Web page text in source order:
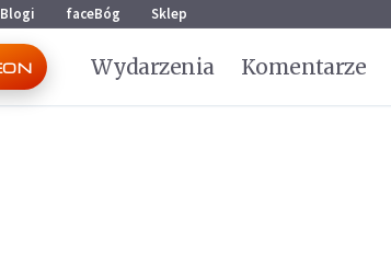
Blogi faceBóg Sklep
Wydarzenia Komentarze